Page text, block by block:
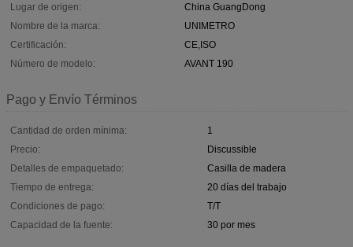
Lugar de origen:
China GuangDong
Nombre de la marca:
UNIMETRO
Certificación:
CE,ISO
Número de modelo:
AVANT 190
Pago y Envío Términos
Cantidad de orden mínima:
1
Precio:
Discussible
Detalles de empaquetado:
Casilla de madera
Tiempo de entrega:
20 días del trabajo
Condiciones de pago:
T/T
Capacidad de la fuente:
30 por mes